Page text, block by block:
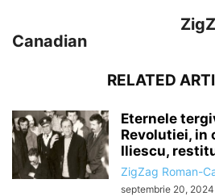
Canadian
RELATED
Eternele
Revolutiei, in
Iliescu,
ZigZag Roman-
septembrie 20, 2024